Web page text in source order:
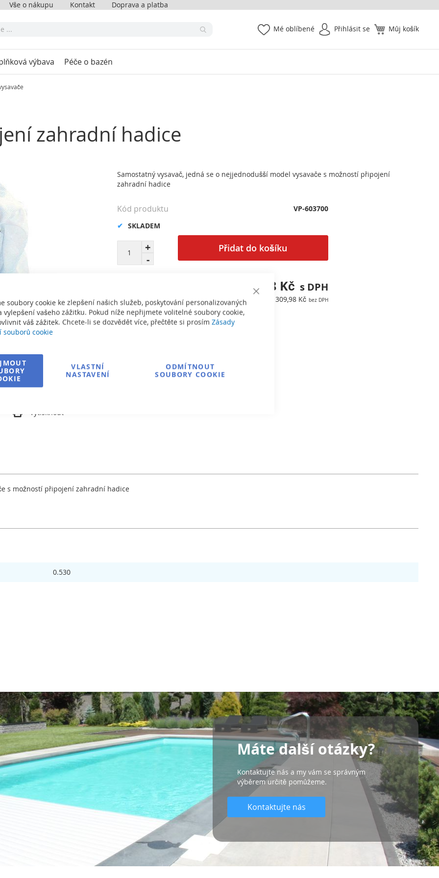
Close
Cookie
soubory cookie ke zlepšení našich služeb, poskytování personalizovaných
vylepšení vašeho zážitku. Pokud níže nepřijmete volitelné soubory cookie,
váš zážitek. Chcete-li se dozvědět více, přečtěte si prosím Zásady
souborů cookie
VLASTNÍ
NASTAVENÍ
ODMÍTNOUT
SOUBORY COOKIE
Vše o nákupu Kontakt Doprava a platba
Můj košík
Mé oblíbené Přihlásit se
výbava Péče o bazén
zahradní hadice
Vytisknout
Samostatný vysavač, jedná se o nejjednodušší model vysavače s možností připojení
zahradní hadice
Přidat do košíku
375,08 Kč
309,98 Kč
SKLADEM
Kód produktu VP-603700
Informace o dopravě
s možností připojení zahradní hadice
0.530
Máte další otázky?
Kontaktujte nás a my vám se správným
výběrem určitě pomůžeme.
Kontaktujte nás